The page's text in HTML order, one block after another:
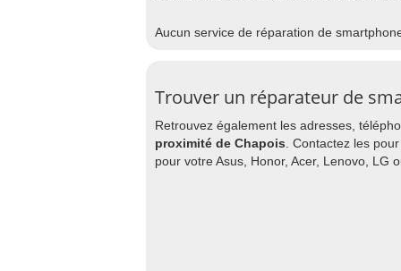
Aucun service de réparation de
Trouver un réparateur de
Retrouvez également les adresses,
proximité de Chapois . Contactez les
pour votre Asus, Honor, Acer, Lenovo, LG